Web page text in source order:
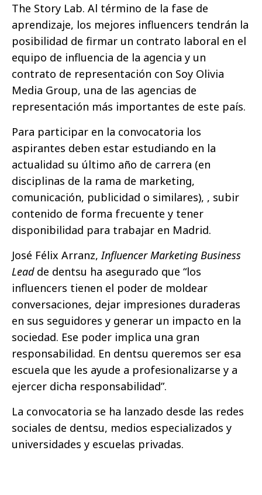
The Story Lab. Al término de la fase de
aprendizaje, los mejores influencers tendrán la
posibilidad de firmar un contrato laboral en el
equipo de influencia de la agencia y un
contrato de representación con Soy Olivia
Media Group, una de las agencias de
representación más importantes de este país.
Para participar en la convocatoria los
aspirantes deben estar estudiando en la
actualidad su último año de carrera (en
disciplinas de la rama de marketing,
comunicación, publicidad o similares), , subir
contenido de forma frecuente y tener
disponibilidad para trabajar en Madrid.
José Félix Arranz, Influencer Marketing Business
Leadde dentsu ha asegurado que “los
influencers tienen el poder de moldear
conversaciones, dejar impresiones duraderas
en sus seguidores y generar un impacto en la
sociedad. Ese poder implica una gran
responsabilidad. En dentsu queremos ser esa
escuela que les ayude a profesionalizarse y a
ejercer dicha responsabilidad”.
La convocatoria se ha lanzado desde las redes
sociales de dentsu, medios especializados y
universidades y escuelas privadas.